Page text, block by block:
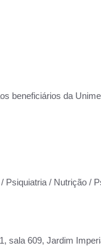
beneficiários da
Psiquiatria / Nutrição /
sala 609, Jardim